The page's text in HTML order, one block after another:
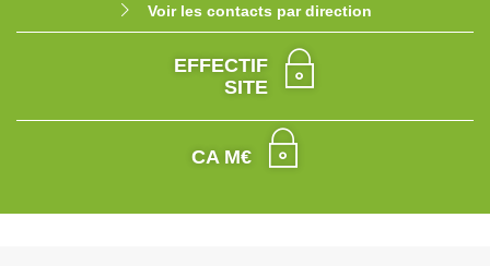
Voir les contacts par direction
EFFECTIF
SITE
CA M€